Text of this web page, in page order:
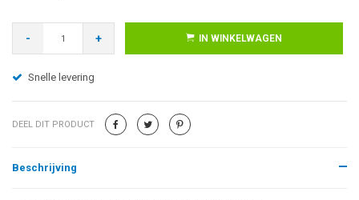
- + IN WINKELWAGEN
Snelle levering
DEEL DIT PRODUCT
Beschrijving